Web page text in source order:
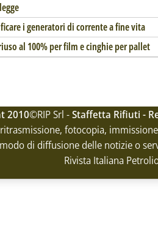
i generatori di corrente a fine vita
al 100% per film e cinghie per pallet
2010©RIP Srl -Staffetta Rifiuti -
fotocopia,
di diffusione delle notizie o
Rivista Italiana